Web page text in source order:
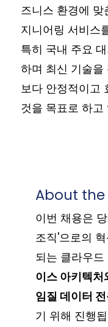
즈니스 환경에
지니어링 서비스
특히 국내 주요
하며 최신 기술을
보다 안정적이고
것을 목표로 하고
About the
이번 채용은
조직'으로의
되는 클라우
이스 아키텍처
임질 데이터
기 위해 진행